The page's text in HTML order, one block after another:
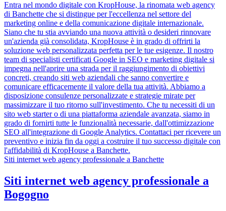
Entra nel mondo digitale con KropHouse, la rinomata web agency
di Banchette che si distingue per l'eccellenza nel settore del
marketing online e della comunicazione digitale internazionale.
Siano che tu stia avviando una nuova attività o desideri rinnovare
un'azienda già consolidata, KropHouse è in grado di offrirti la
soluzione web personalizzata perfetta per le tue esigenze. Il nostro
team di specialisti certificati Google in SEO e marketing digitale si
impegna nell'aprire una strada per il raggiungimento di obiettivi
concreti, creando siti web aziendali che sanno convertire e
comunicare efficacemente il valore della tua attività. Abbiamo a
disposizione consulenze personalizzate e strategie mirate per
massimizzare il tuo ritorno sull'investimento. Che tu necessiti di un
sito web starter o di una piattaforma aziendale avanzata, siamo in
grado di fornirti tutte le funzionalità necessarie, dall'ottimizzazione
SEO all'integrazione di Google Analytics. Contattaci per ricevere un
preventivo e inizia fin da oggi a costruire il tuo successo digitale con
l'affidabilità di KropHouse a Banchette.
Siti internet web agency professionale a Banchette
Siti internet web agency professionale a
Bogogno